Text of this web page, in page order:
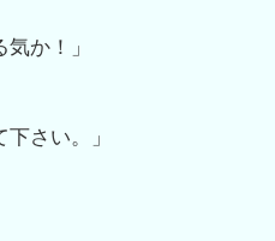
か！」
さい。」